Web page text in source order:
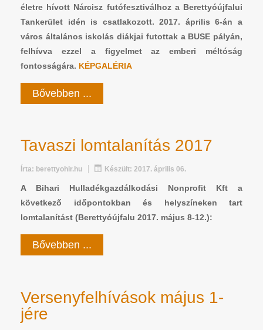
életre hívott Nárcisz futófesztiválhoz a Berettyóújfalui
Tankerület idén is csatlakozott. 2017. április 6-án a
város általános iskolás diákjai futottak a BUSE pályán,
felhívva ezzel a figyelmet az emberi méltóság
fontosságára. KÉPGALÉRIA
Bővebben ...
Tavaszi lomtalanítás 2017
Írta: berettyohir.hu Készült: 2017. április 06.
A Bihari Hulladékgazdálkodási Nonprofit Kft a
következő időpontokban és helyszíneken tart
lomtalanítást (Berettyóújfalu 2017. május 8-12.):
Bővebben ...
Versenyfelhívások május 1-
jére